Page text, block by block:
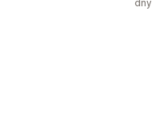
dny